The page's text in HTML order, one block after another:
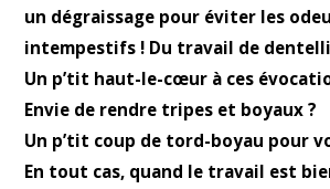
un dégraissage pour éviter les
intempestifs ! Du travail de
Un p’tit haut-le-cœur à ces
Envie de rendre tripes et boyaux ?
Un p’tit coup de tord-boyau pour
En tout cas, quand le travail est